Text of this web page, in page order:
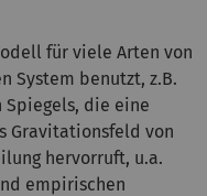
für viele Arten von
System benutzt, z.B.
Spiegels, die eine
Gravitationsfeld von
hervorruft, u.a.
empirischen